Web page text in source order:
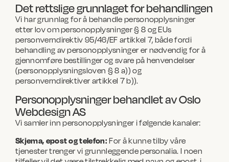
Det rettslige grunnlaget for behandlingen
Vi har grunnlag for å behandle personopplysninger
etter lov om personopplysninger § 8 og EUs
personverndirektiv 95/46/EF artikkel 7, både fordi
behandling av personopplysninger er nødvendig for å
gjennomføre bestillinger og svare på henvendelser
(personopplysningsloven § 8 a)) og
personverndirektiver artikkel 7 b)).
Personopplysninger behandlet av Oslo
Webdesign AS
Vi samler inn personopplysninger i følgende kanaler:
Skjema, epost og telefon:For å kunne tilby våre
tjenester trenger vi grunnleggende personalia. I noen